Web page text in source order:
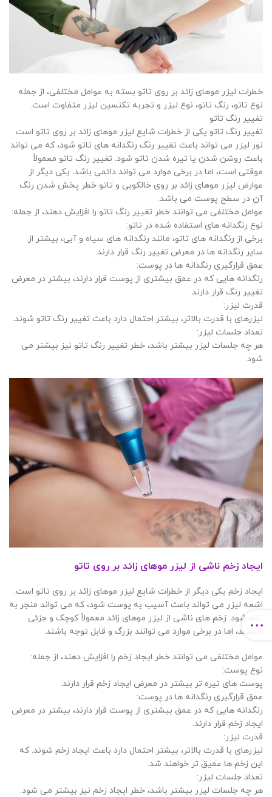
خطرات لیزر موهای زائد بر روی تاتو بسته به عوامل مختلفی، از جمله
نوع تاتو، رنگ تاتو، نوع لیزر و تجربه تکنسین لیزر متفاوت است.
تغییر رنگ تاتو
تغییر رنگ تاتو یکی از خطرات شایع لیزر موهای زائد بر روی تاتو است.
نور لیزر می تواند باعث تغییر رنگ رنگدانه های تاتو شود، که می تواند
باعث روشن شدن یا تیره شدن تاتو شود. تغییر رنگ تاتو معمولاً
موقتی است، اما در برخی موارد می تواند دائمی باشد. یکی دیگر از
عوارض لیزر موهای زائد بر روی خالکوبی و تاتو خطر پخش شدن رنگ
آن در سطح پوست می باشد.
عوامل مختلفی می توانند خطر تغییر رنگ تاتو را افزایش دهند، از جمله:
نوع رنگدانه های استفاده شده در تاتو:
برخی از رنگدانه های تاتو، مانند رنگدانه های سیاه و آبی، بیشتر از
سایر رنگدانه ها در معرض تغییر رنگ قرار دارند.
عمق قرارگیری رنگدانه ها در پوست:
رنگدانه هایی که در عمق بیشتری از پوست قرار دارند، بیشتر در معرض
تغییر رنگ قرار دارند.
قدرت لیزر:
لیزرهای با قدرت بالاتر، بیشتر احتمال دارد باعث تغییر رنگ تاتو شوند.
تعداد جلسات لیزر:
هر چه جلسات لیزر بیشتر باشد، خطر تغییر رنگ تاتو نیز بیشتر می
شود.
ایجاد زخم ناشی از لیزر موهای زائد بر روی تاتو
ایجاد زخم یکی دیگر از خطرات شایع لیزر موهای زائد بر روی تاتو است.
اشعه لیزر می تواند باعث آسیب به پوست شود، که می تواند منجر به
زخم شود. زخم های ناشی از لیزر موهای زائد معمولاً کوچک و جزئی
هستند، اما در برخی موارد می توانند بزرگ و قابل توجه باشند.
عوامل مختلفی می توانند خطر ایجاد زخم را افزایش دهند، از جمله:
نوع پوست:
پوست های تیره تر بیشتر در معرض ایجاد زخم قرار دارند.
عمق قرارگیری رنگدانه ها در پوست:
رنگدانه هایی که در عمق بیشتری از پوست قرار دارند، بیشتر در معرض
ایجاد زخم قرار دارند.
قدرت لیزر:
لیزرهای با قدرت بالاتر، بیشتر احتمال دارد باعث ایجاد زخم شوند. که
این زخم ها عمیق تر خواهند شد.
تعداد جلسات لیزر:
هر چه جلسات لیزر بیشتر باشد، خطر ایجاد زخم نیز بیشتر می شود.